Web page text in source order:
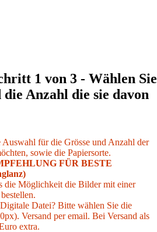
1 von 3 - Wählen Sie
Anzahl die sie davon
für die Grösse und Anzahl der
sowie die Papiersorte.
FÜR BESTE
die Möglichkeit die Bilder mit einer
Datei? Bitte wählen Sie die
Versand per email. Bei Versand als
extra.